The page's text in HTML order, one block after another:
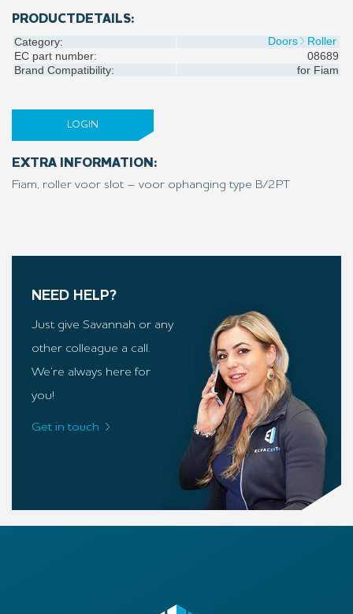
PRODUCTDETAILS:
Category: Doors
Roller
EC part number:
08689
Brand Compatibility:
for Fiam
LOGIN
EXTRA INFORMATION:
Fiam, roller voor slot – voor ophanging type B/2PT
NEED HELP?
Just give Savannah or any
other colleague a call.
We’re always here for
you!
Get in touch